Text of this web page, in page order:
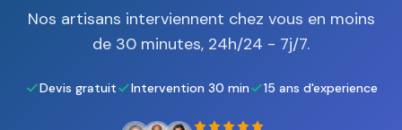
Nos artisans interviennent chez vous en moins
de 30 minutes, 24h/24 - 7j/7.
Devis gratuit Intervention 30 min 15 ans d'experience